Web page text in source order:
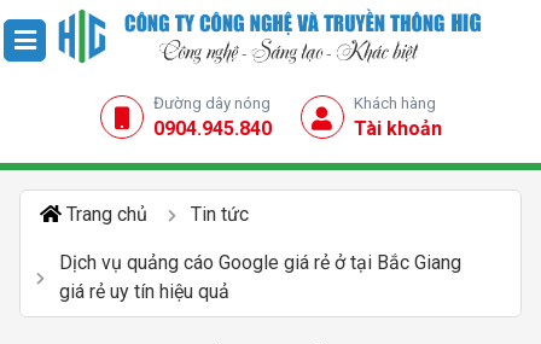
Đường dây nóng
0904.945.840
Khách hàng
Tài khoản
Trang chủ Tin tức
Dịch vụ quảng cáo Google giá rẻ ở tại Bắc Giang
giá rẻ uy tín hiệu quả